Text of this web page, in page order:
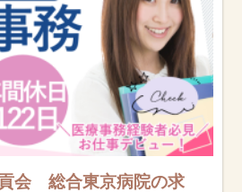
会 総合東京病院の求
の条件を選択